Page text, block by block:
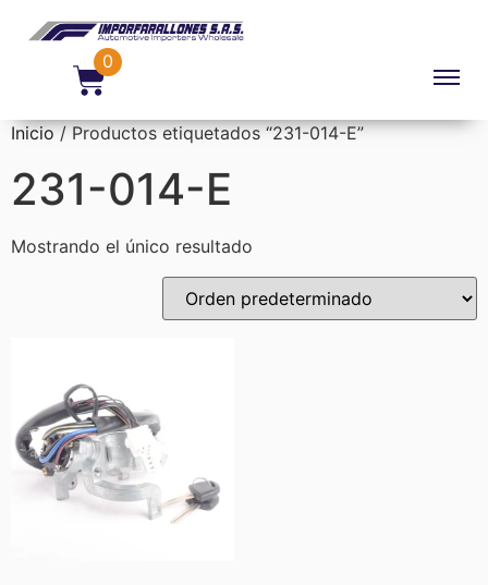
0
Inicio/ Productos etiquetados “231-014-E”
231-014-E
Mostrando el único resultado